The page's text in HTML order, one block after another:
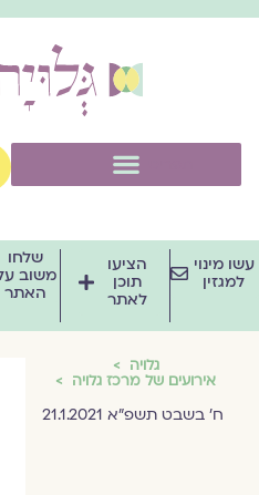
מינוי
למגזין
הציעו
תוכן
לאתר
שלחו
משוב על
האתר
גלויה
אירועים של מרכז גלויה
ח' בשבט תשפ"א 21.1.2021